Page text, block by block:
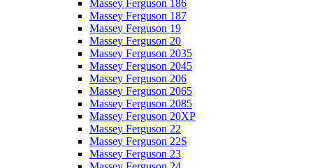
Massey Ferguson 186
Massey Ferguson 187
Massey Ferguson 19
Massey Ferguson 20
Massey Ferguson 2035
Massey Ferguson 2045
Massey Ferguson 206
Massey Ferguson 2065
Massey Ferguson 2085
Massey Ferguson 20XP
Massey Ferguson 22
Massey Ferguson 22S
Massey Ferguson 23